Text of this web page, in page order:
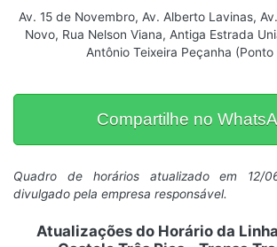
Av. 15 de Novembro, Av. Alberto Lavinas,
Novo, Rua Nelson Viana, Antiga Estrada
Antônio Teixeira Peçanha (Ponto
Compartilhe no
Quadro de horários atualizado em 12/
divulgado pela empresa responsável.
Atualizações do Horário da